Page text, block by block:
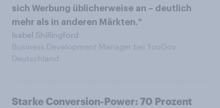
sich Werbung üblicherweise an – deutlich
mehr als in anderen Märkten."
Isabel Shillingford
Business Development Manager bei YouGov
Deutschland
Starke Conversion-Power: 70 Prozent